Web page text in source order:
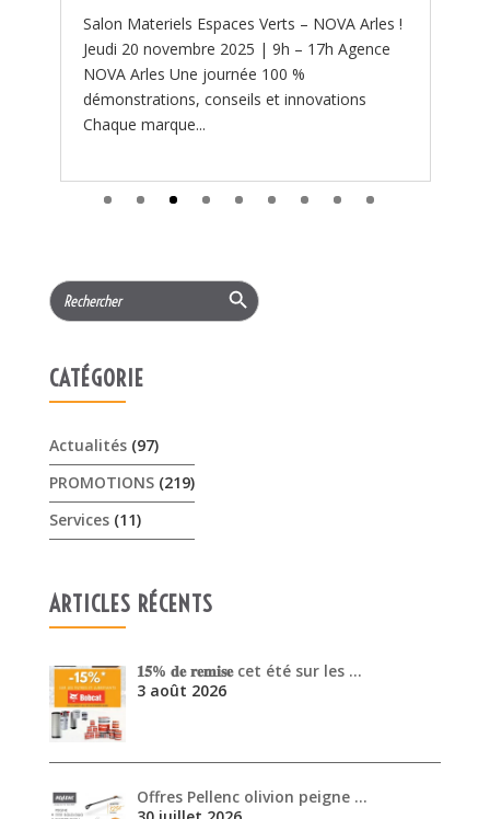
Search Search Button
CATÉGORIE
PROMOTIONS
𝟏𝟓% 𝐝𝐞 𝐫𝐞𝐦𝐢𝐬𝐞 cet été sur les …
3 août 2026
Offres Pellenc olivion peigne …
30 juin 2026